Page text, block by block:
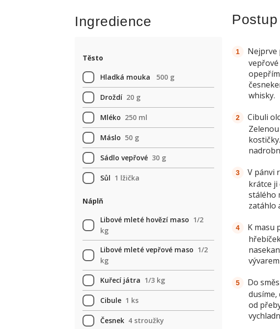
Ingredience
Těsto
Hladká mouka 500 g
Droždí 20 g
Mléko 250 ml
Máslo 50 g
Sádlo vepřové 30 g
Sůl 1 lžička
Náplň
Libové mleté hovězí maso 1/2
kg
Libové mleté vepřové maso 1/2
kg
Kuřecí játra 1/3 kg
Cibule 1 ks
Česnek 4 stroužky
Nejprve
vepřové
whisky.
Cibuli
V pánvi
krátce ji
stálého
zatáhlo
K masu
Do
dusíme,
od